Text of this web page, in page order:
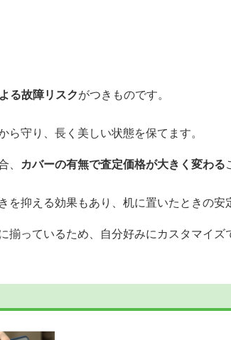
る故障リスクがつきものです。
守り、長く美しい状態を保てます。
カバーの有無で査定価格が大きく変わる
を抑える効果もあり、机に置いたときの安
揃っているため、自分好みにカスタマイ